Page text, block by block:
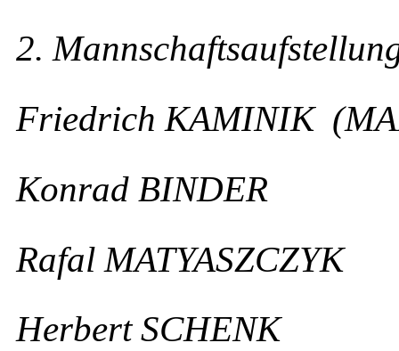
2.
Friedrich KAMINIK
Konrad BINDER
Rafal MATYASZCZYK
Herbert SCHENK